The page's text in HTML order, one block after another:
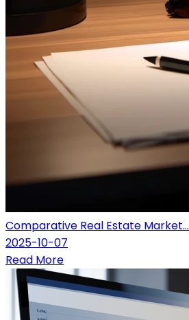
Comparative Real Estate Market...
2025-10-07
Read More